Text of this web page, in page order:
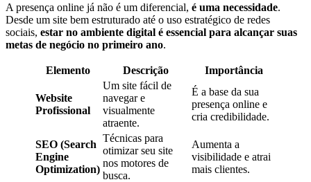
A presença online já não é um diferencial, é uma necessidade.
Desde um site bem estruturado até o uso estratégico de redes
sociais, estar no ambiente digital é essencial para alcançar suas
metas de negócio no primeiro ano.
Elemento Descrição Importância
Website
Profissional
Um site fácil de
navegar e
visualmente
atraente.
É a base da sua
presença online e
cria credibilidade.
SEO (Search
Engine
Optimization)
Técnicas para
otimizar seu site
nos motores de
busca.
Aumenta a
visibilidade e atrai
mais clientes.